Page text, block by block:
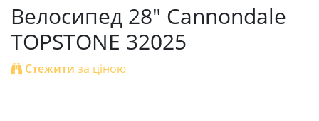
Велосипед 28" Cannondale
TOPSTONE 32025
Стежити за ціною